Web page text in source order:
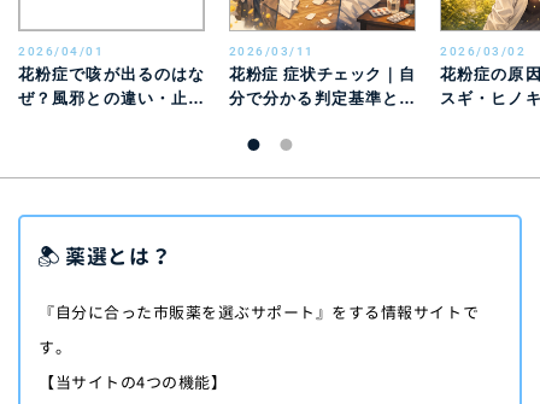
2026/04/01
花粉症で咳が出るのはな
ぜ？風邪との違い・止ま
2026/03/11
花粉症 症状チェック｜自
分で分かる判定基準と風
2026/03/02
花粉症の原
スギ・ヒノ
薬選とは？
『自分に合った市販薬を選ぶサポート』をする情報サイトで
す。
【当サイトの4つの機能】